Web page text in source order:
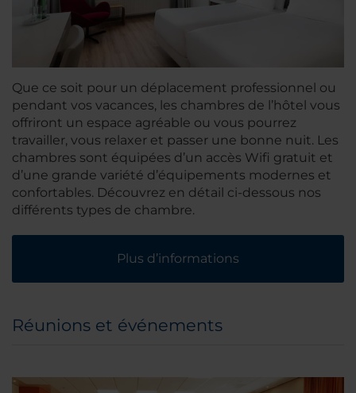
Que ce soit pour un déplacement professionnel ou
pendant vos vacances, les chambres de l’hôtel vous
offriront un espace agréable ou vous pourrez
travailler, vous relaxer et passer une bonne nuit. Les
chambres sont équipées d’un accès Wifi gratuit et
d’une grande variété d’équipements modernes et
confortables. Découvrez en détail ci-dessous nos
différents types de chambre.
Plus d’informations
Réunions et événements